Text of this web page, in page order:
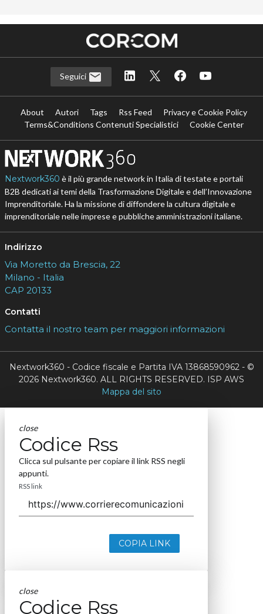
Seguici
About Autori Tags Rss Feed
Privacy e Cookie Policy
Terms&Conditions Contenuti Specialistici
Cookie Center
Nextwork360 è il più grande network in Italia di testate e portali
B2B dedicati ai temi della Trasformazione Digitale e dell’Innovazione
Imprenditoriale. Ha la missione di diffondere la cultura digitale e
imprenditoriale nelle imprese e pubbliche amministrazioni italiane.
Indirizzo
Via Moretto da Brescia, 22
Milano - Italia
CAP 20133
Contatti
Contatta il nostro team per maggiori informazioni
Nextwork360 - Codice fiscale e Partita IVA 13868590962 - ©
2026 Nextwork360. ALL RIGHTS RESERVED. ISP AWS
Mappa del sito
close
Codice Rss
Clicca sul pulsante per copiare il link RSS negli
appunti.
RSS link
COPIA LINK
close
Codice Rss